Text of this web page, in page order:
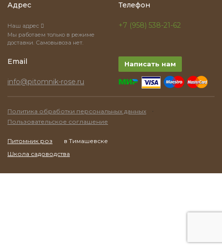
Адрес
Наш адрес
Мы работаем только в режиме
доставки. Самовывоза нет.
Телефон
+7 (958) 538-21-62
Email
info@pitomnik-rose.ru
Написать нам
Политика обработки персональных данных ·
Пользовательское соглашение
Питомник роз
в Тимашевске
Школа садоводства